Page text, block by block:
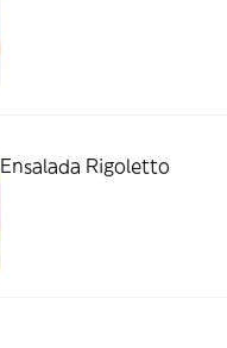
Ensalada Rigoletto